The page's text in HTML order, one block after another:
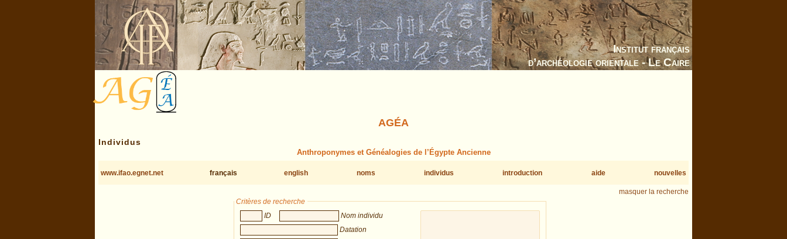
Institut français
d’archéologie orientale - Le Caire
AGÉA
Individus
Anthroponymes et Généalogies de l’Égypte Ancienne
www.ifao.egnet.net français english noms individus introduction aide nouvelles
masquer la recherche
Critères de recherche
ID
Nom individu
Datation